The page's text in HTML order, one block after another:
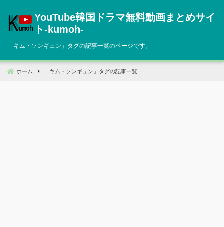
へ
動
YouTube韓国ドラマ無料動画まとめサイ
ト‐kumoh‐
「キム・ソンギュン 」タグの記事一覧のページです。
ホーム 「 キム・ソンギュン 」タグの記事一覧